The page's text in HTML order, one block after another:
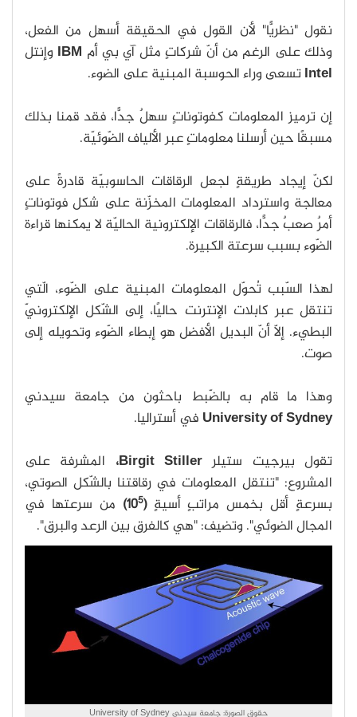
نقول "نظريًّا" لأن القول في الحقيقة أسهل من الفعل،
وذلك على الرغم من أنّ شركاتٍ مثل آي بي أم IBM وإنتل
Intelتسعى وراء الحوسبة المبنية على الضوء.
إن ترميز المعلومات كفوتوناتٍ سهلٌ جدًّا، فقد قمنا بذلك
مسبقًا حين أرسلنا معلوماتٍ عبر الألياف الضّوئيّة.
لكنّ إيجاد طريقةٍ لجعل الرقاقات الحاسوبيّة قادرةً على
معالجة واسترداد المعلومات المخزّنة على شكل فوتوناتٍ
أمرٌ صعبٌ جدًّا، فالرقاقات الإلكترونية الحاليّة لا يمكنها قراءة
الضّوء بسبب سرعتة الكبيرة.
لهذا السّبب تُحوّل المعلومات المبنية على الضّوء، الّتي
تنتقل عبر كابلات الإنترنت حاليًا، إلى الشّكل الإلكترونيّ
البطيء. إلّا أنّ البديل الأفضل هو إبطاء الضّوء وتحويله إلى
صوت.
وهذا ما قام به بالضّبط باحثون من جامعة سيدني
University of Sydney في أستراليا.
تقول بيرجيت ستيلرBirgit Stiller،
المشرفة على
المشروع: "تنتقل المعلومات في رقاقتنا بالشّكل الصوتي،
بسرعةٍ أقل بخمس مراتبٍ أسيةٍ(10
5
) من سرعتها في
المجال الضوئي". وتضيف: "هي كالفرق بين الرعد والبرق".
حقوق الصورة: جامعة سيدني University of Sydney